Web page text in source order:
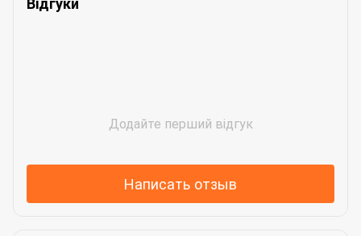
Додайте перший відгук
Написать отзыв